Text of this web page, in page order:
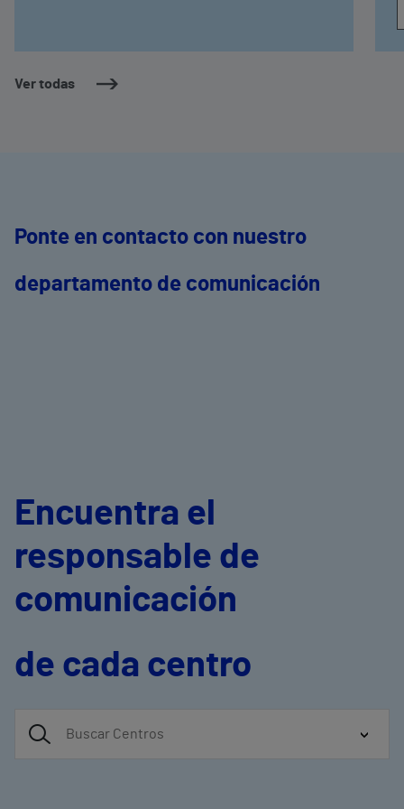
Ver todas
Ponte en contacto con nuestro
departamento de comunicación
Encuentra el
responsable de
comunicación
de cada centro